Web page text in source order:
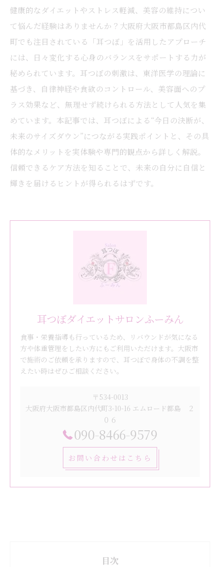
健康的なダイエットやストレス軽減、美容の維持につい
て悩んだ経験はありませんか？大阪府大阪市都島区内代
町でも注目されている「耳つぼ」を活用したアプローチ
には、日々変化する心身のバランスをサポートする力が
秘められています。耳つぼの刺激は、東洋医学の理論に
基づき、自律神経や食欲のコントロール、美容面へのプ
ラス効果など、無理せず続けられる方法として人気を集
めています。本記事では、耳つぼによる“今日の決断が、
未来のサイズダウン”につながる実践ポイントと、その具
体的なメリットを実体験や専門的観点から詳しく解説。
信頼できるケア方法を知ることで、未来の自分に自信と
輝きを届けるヒントが得られるはずです。
耳つぼダイエットサロンふーみん
食事・栄養指導も行っているため、リバウンドが気になる
方や体重管理をしたい方にもご利用いただけます。大阪市
で施術のご依頼を承りますので、耳つぼで身体の不調を整
えたい時はぜひご相談ください。
〒534-0013
大阪府大阪市都島区内代町3-10-16 エムロード都島 ２
０６
090-8466-9579
お問い合わせはこちら
目次